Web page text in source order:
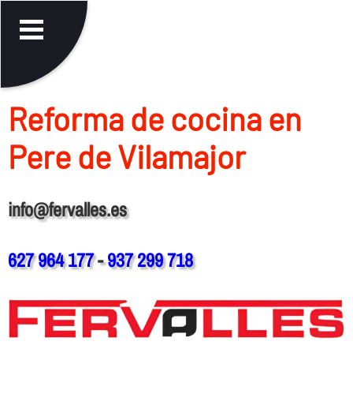
Reforma de cocina en
Pere de Vilamajor
info@fervalles.es
627 964 177-937 299 718